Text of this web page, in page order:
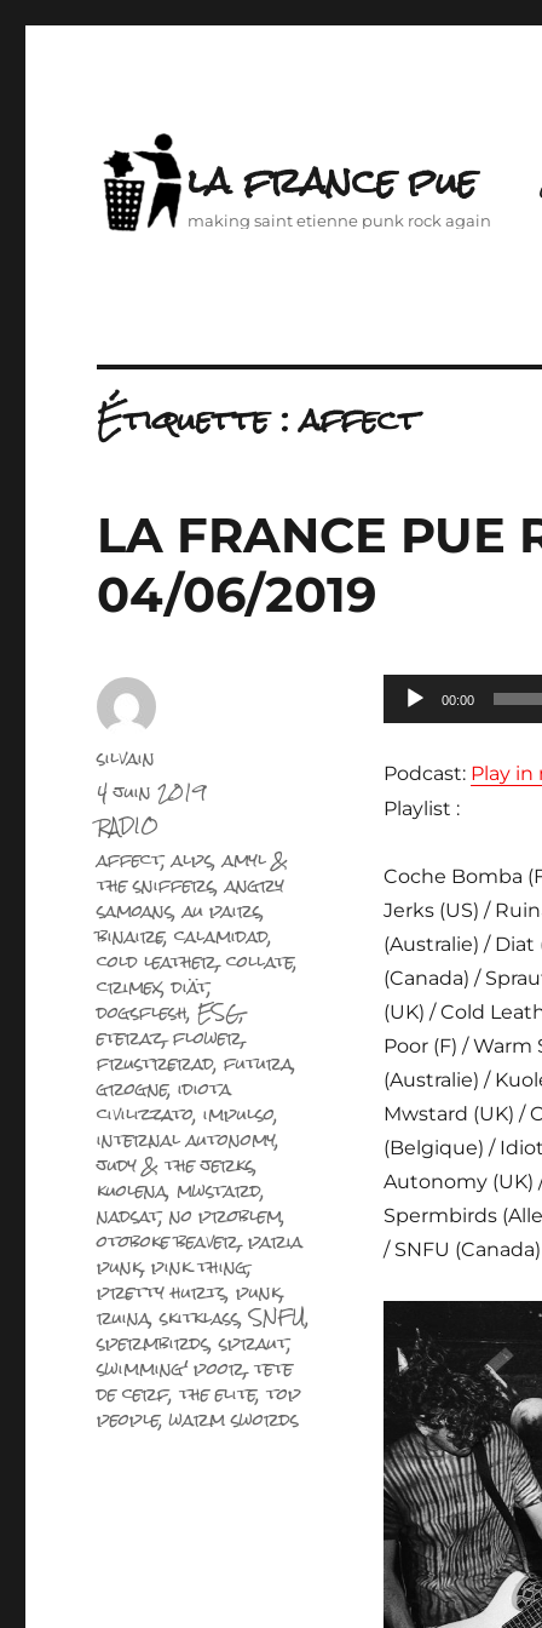
la france pue
making saint etienne punk rock again
Étiquette :affect
LA FRANCE PUE
04/06/2019
Lecteur
audio
00:00
Podcast: Play
Playlist :
Coche Bomba
Jerks (US) /
(Australie) /
(Canada) /
(UK) / Cold
Poor (F) / Warm
(Australie) /
Mwstard (UK) /
(Belgique) /
Autonomy (UK)
Spermbirds
/ SNFU (Canada)
Auteur
silvain
Publié
le
4 juin 2019
Catégories
RADIO
Étiquettes
affect,alps,amyl &
the sniffers,angry
samoans,au pairs,
binaire,calamidad,
cold leather,collate,
crimex,diät,
dogsflesh,ESG,
eteraz,flower,
frustrerad,futura,
grogne,idiota
civilizzato,impulso,
internal autonomy,
judy & the jerks,
kuolena,mwstard,
nadsat,no problem,
otoboke beaver,paria
punk,pink thing,
pretty hurts,punk,
ruina,skitklass,SNFU,
spermbirds,spraut,
swimming' poor,tete
de cerf,the elite,top
people,warm swords